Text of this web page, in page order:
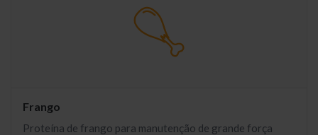
Frango
Proteína de frango para manutenção de grande força